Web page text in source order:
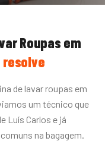
Roupas em
resolve
de lavar roupas em
um técnico que
Luís Carlos e já
na bagagem.